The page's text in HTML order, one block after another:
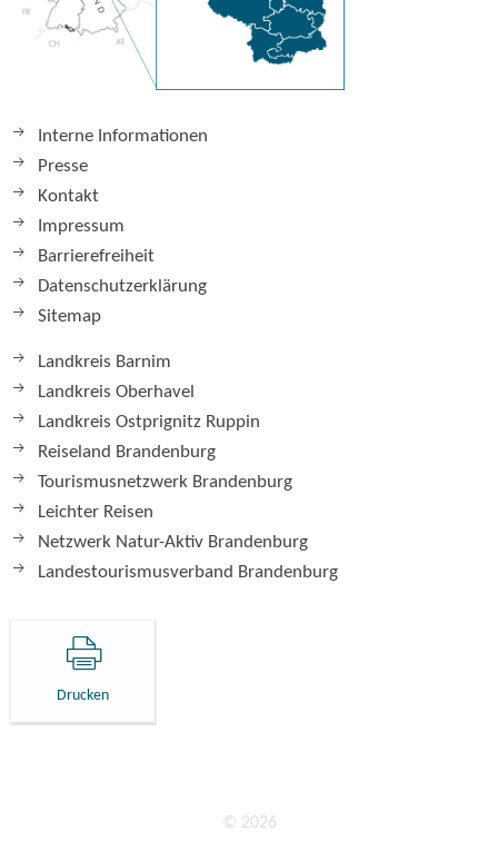
Interne Informationen
Presse
Kontakt
Impressum
Barrierefreiheit
Datenschutzerklärung
Sitemap
Landkreis Barnim
Landkreis Oberhavel
Landkreis Ostprignitz Ruppin
Reiseland Brandenburg
Tourismusnetzwerk Brandenburg
Leichter Reisen
Netzwerk Natur-Aktiv Brandenburg
Landestourismusverband Brandenburg
Drucken
© 2026